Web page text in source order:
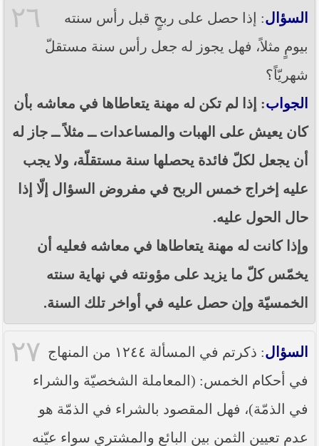
٢٦ السؤال: إذا حصل على ربحٍ قبل رأس سنته
بيومٍ مثلاً، فهل يجوز له جعل رأس سنة مستقلّ
شهريّاً؟
الجواب: إذا لم تكن له مهنة يتعاطاها في معاشه بأن
كان يعيش على الهبات والمساعدات ــ مثلاً ــ جاز له
أن يجعل لكلّ فائدة يحصلها سنة مستقلّة، ولا يجب
عليه إخراج خمس الربح في مفروض السؤال إلّا إذا
حال الحول عليه.
وإذا كانت له مهنة يتعاطاها في معاشه فعليه أن
يخمّس كلّ ما يزيد على مؤونته في نهاية سنته
الخمسيّة وإن حصل عليه في أواخر تلك السنة.
٢٧ السؤال
: ذكرتم في المسألة ١٢٤٤ من المنهاج
في أحكام الخمس: (المعاملة الشخصيّة والشراء
في الذمّة)، فهل المقصود بالشراء في الذمّة هو
عدم تعيين الثمن بين البائع والمشتري سواء عيّنه